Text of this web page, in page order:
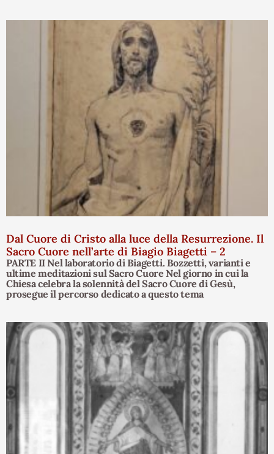
Dal Cuore di Cristo alla luce della Resurrezione. Il
Sacro Cuore nell’arte di Biagio Biagetti – 2
PARTE II Nel laboratorio di Biagetti. Bozzetti, varianti e
ultime meditazioni sul Sacro Cuore Nel giorno in cui la
Chiesa celebra la solennità del Sacro Cuore di Gesù,
prosegue il percorso dedicato a questo tema